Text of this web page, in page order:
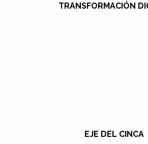
TRANSFORMACIÓN
EJE DEL CINCA